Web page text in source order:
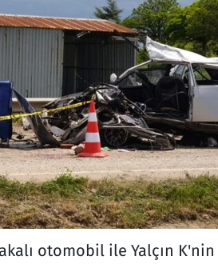
otomobil ile Yalçın K'nin